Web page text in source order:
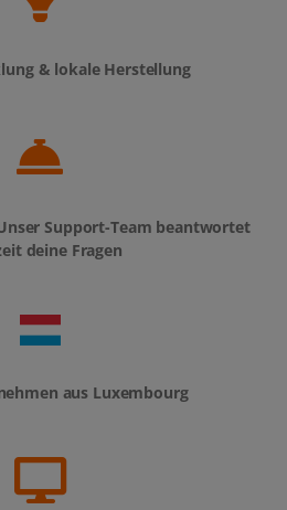
& lokale Herstellung
Support-Team beantwortet
deine Fragen
aus Luxembourg